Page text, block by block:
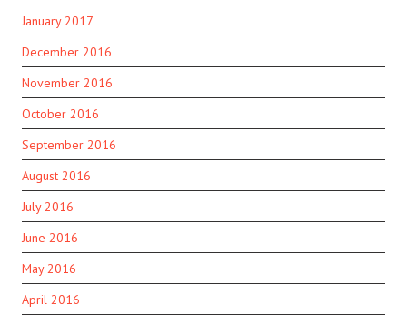
January 2017
December 2016
November 2016
October 2016
September 2016
August 2016
July 2016
June 2016
May 2016
April 2016